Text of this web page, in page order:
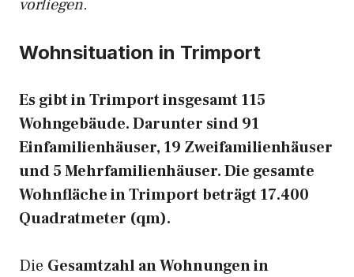
vorliegen.
Wohnsituation in Trimport
Es gibt in Trimport insgesamt 115
Wohngebäude. Darunter sind 91
Einfamilienhäuser, 19 Zweifamilienhäuser
und 5 Mehrfamilienhäuser. Die gesamte
Wohnfläche in Trimport beträgt 17.400
Quadratmeter (qm).
Die Gesamtzahl an Wohnungen in